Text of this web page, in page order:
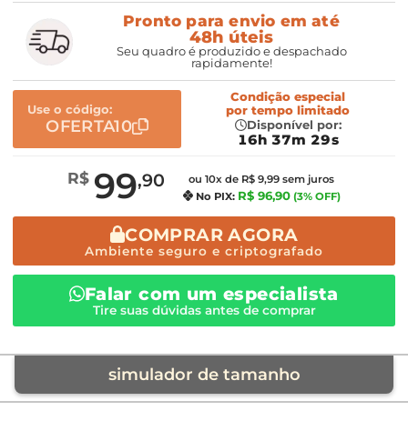
Pronto para envio em até
48h úteis
Seu quadro é produzido e despachado
rapidamente!
Use o código:
OFERTA10
Condição especial
por tempo limitado
Disponível por:
16h 37m 28s
R$ 99,90
ou 10x de R$ 9,99 sem juros
No PIX: R$ 96,90 (3% OFF)
COMPRAR AGORA
Ambiente seguro e criptografado
Falar com um especialista
Tire suas dúvidas antes de comprar
simulador de tamanho